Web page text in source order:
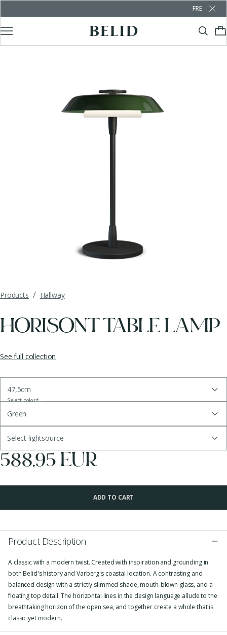
FREE SHIPPING
Products / Hallway
HORISONT TABLE LAMP
See full collection
47,5cm
Select color*
Green
Select lightsource
588.95 EUR
ADD TO CART
Product Description
A classic with a modern twist. Created with inspiration and grounding in
both Belid's history and Varberg's coastal location. A contrasting and
balanced design with a strictly slimmed shade, mouth-blown glass, and a
floating top detail. The horizontal lines in the design language allude to the
breathtaking horizon of the open sea, and together create a whole that is
classic yet modern.